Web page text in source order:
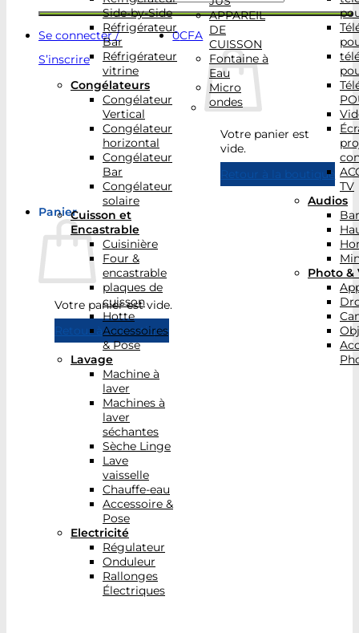
Se connecter /
S’inscrire
0CFA
Votre panier est
vide.
Retour à la boutique
Panier
Votre panier est vide.
Retour à la boutique
Side-by-Side
Réfrigérateur
Bar
Réfrigérateur
vitrine
Congélateurs
Congélateur
Vertical
Congélateur
horizontal
Congélateur
Bar
Congélateur
solaire
Cuisson et
Encastrable
Cuisinière
Four &
encastrable
plaques de
cuisson
Hotte
Accessoires
& Pose
Lavage
Machine à
laver
Machines à
laver
séchantes
Sèche Linge
Lave
vaisselle
Chauffe-eau
Accessoire &
Pose
Electricité
Régulateur
Onduleur
Rallonges
Électriques
APPAREIL
DE
CUISSON
Fontaine à
Eau
Micro
ondes
TV
Audios
Photo &